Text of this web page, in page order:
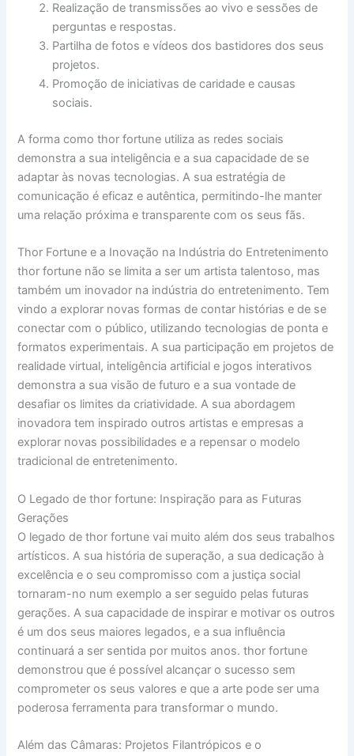
Realização de transmissões ao vivo e sessões de
perguntas e respostas.
Partilha de fotos e vídeos dos bastidores dos seus
projetos.
Promoção de iniciativas de caridade e causas
sociais.
A forma como thor fortune utiliza as redes sociais
demonstra a sua inteligência e a sua capacidade de se
adaptar às novas tecnologias. A sua estratégia de
comunicação é eficaz e autêntica, permitindo-lhe manter
uma relação próxima e transparente com os seus fãs.
Thor Fortune e a Inovação na Indústria do Entretenimento
thor fortune não se limita a ser um artista talentoso, mas
também um inovador na indústria do entretenimento. Tem
vindo a explorar novas formas de contar histórias e de se
conectar com o público, utilizando tecnologias de ponta e
formatos experimentais. A sua participação em projetos de
realidade virtual, inteligência artificial e jogos interativos
demonstra a sua visão de futuro e a sua vontade de
desafiar os limites da criatividade. A sua abordagem
inovadora tem inspirado outros artistas e empresas a
explorar novas possibilidades e a repensar o modelo
tradicional de entretenimento.
O Legado de thor fortune: Inspiração para as Futuras
Gerações
O legado de thor fortune vai muito além dos seus trabalhos
artísticos. A sua história de superação, a sua dedicação à
excelência e o seu compromisso com a justiça social
tornaram-no num exemplo a ser seguido pelas futuras
gerações. A sua capacidade de inspirar e motivar os outros
é um dos seus maiores legados, e a sua influência
continuará a ser sentida por muitos anos. thor fortune
demonstrou que é possível alcançar o sucesso sem
comprometer os seus valores e que a arte pode ser uma
poderosa ferramenta para transformar o mundo.
Além das Câmaras: Projetos Filantrópicos e o